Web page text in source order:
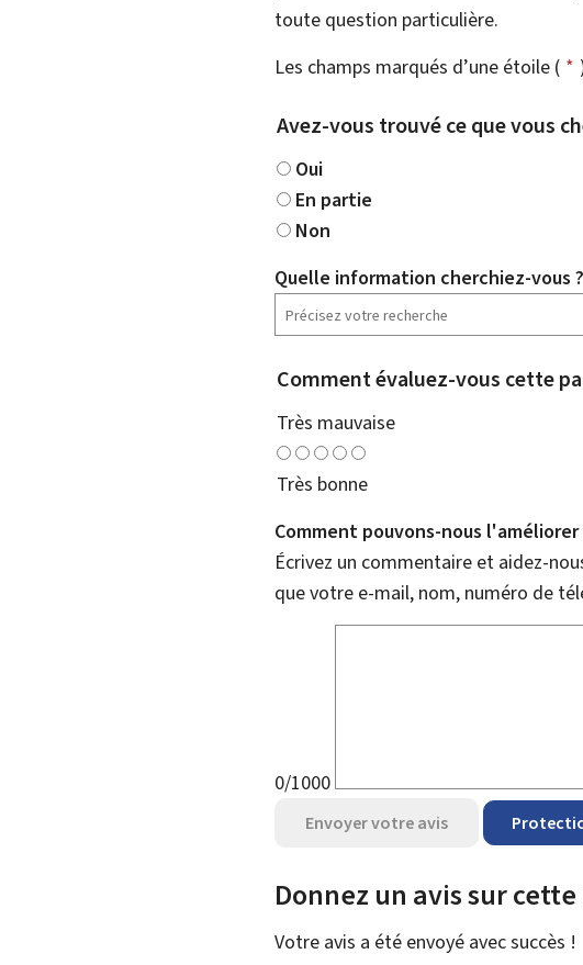
toute question particulière.
Les champs marqués d’une étoile ( *
Avez-vous trouvé ce que vous
Oui
En partie
Non
Quelle information cherchiez-vous ?
Comment évaluez-vous cette
Très mauvaise
Très bonne
Comment pouvons-nous l'améliorer
Écrivez un commentaire et aidez-
que votre e-mail, nom, numéro de
0/1000
Envoyer votre avis
Donnez un avis sur
Votre avis a été envoyé avecsuccès !